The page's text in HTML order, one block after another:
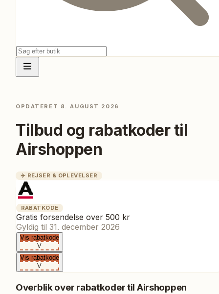
OPDATERET 8. AUGUST 2026
Tilbud og rabatkoder til
Airshoppen
✈️ REJSER & OPLEVELSER
RABATKODE
Gratis forsendelse over 500 kr
Gyldig til 31. december 2026
Vis rabatkode
V
Vis rabatkode
V
Overblik over rabatkoder til Airshoppen